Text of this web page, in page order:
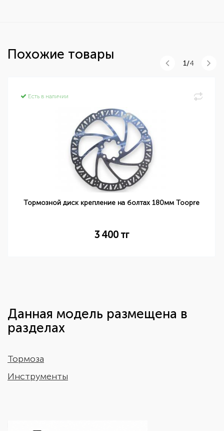
Похожие товары
Есть в наличии
Тормозной диск крепление на болтах 180мм Toopre
3 400тг
1/4
Данная модель размещена в
разделах
Тормоза
Инструменты